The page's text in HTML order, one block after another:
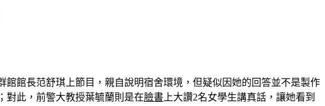
館長范舒琪上節目，親自說明宿舍環境，但疑似因她的回答並不是製作
對此，前警大教授葉毓蘭則是在臉書 上大讚2名女學生講真話，讓她看到